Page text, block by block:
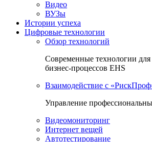
Видео
ВУЗы
Истории успеха
Цифровые технологии
Обзор технологий
Современные технологии
бизнес-процессов EHS
Взаимодействие с
Управление
Видеомониторинг
Интернет вещей
Автотестирование